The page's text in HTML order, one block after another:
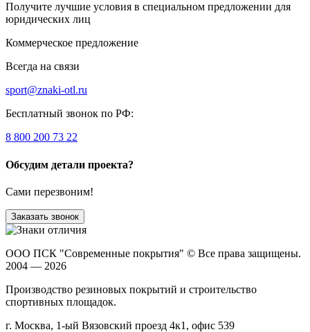
Получите лучшие условия в специальном предложении для
юридических лиц
Коммерческое предложение
Всегда на связи
sport@znaki-otl.ru
Бесплатный звонок по РФ:
8 800 200 73 22
Обсудим детали проекта?
Сами перезвоним!
Заказать звонок
ООО ПСК "Современные покрытия" © Все права защищены.
2004 — 2026
Производство резиновых покрытий и строительство
спортивных площадок.
г. Москва, 1-ый Вязовский проезд 4к1, офис 539